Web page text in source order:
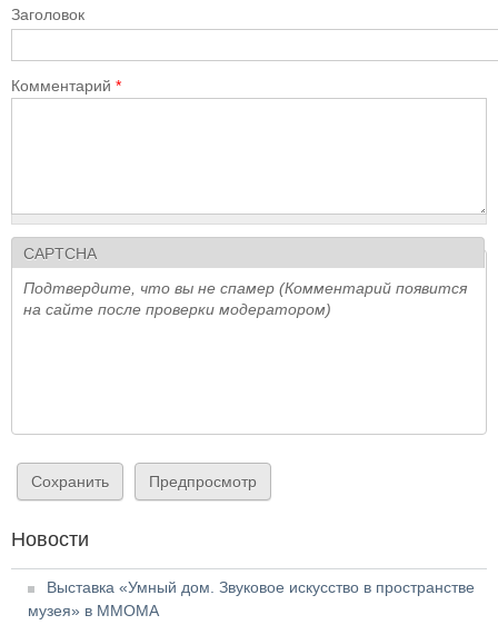
Заголовок
Комментарий *
CAPTCHA
Подтвердите, что вы не спамер (Комментарий появится
на сайте после проверки модератором)
Новости
Выставка «Умный дом. Звуковое искусство в пространстве
музея» в ММОМА